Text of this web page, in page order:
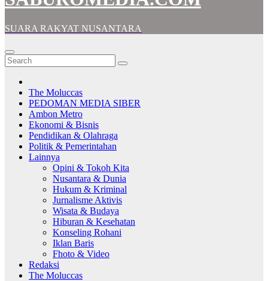
SUARA RAKYAT NUSANTARA
The Moluccas
PEDOMAN MEDIA SIBER
Ambon Metro
Ekonomi & Bisnis
Pendidikan & Olahraga
Politik & Pemerintahan
Lainnya
Opini & Tokoh Kita
Nusantara & Dunia
Hukum & Kriminal
Jurnalisme Aktivis
Wisata & Budaya
Hiburan & Kesehatan
Konseling Rohani
Iklan Baris
Fhoto & Video
Redaksi
The Moluccas